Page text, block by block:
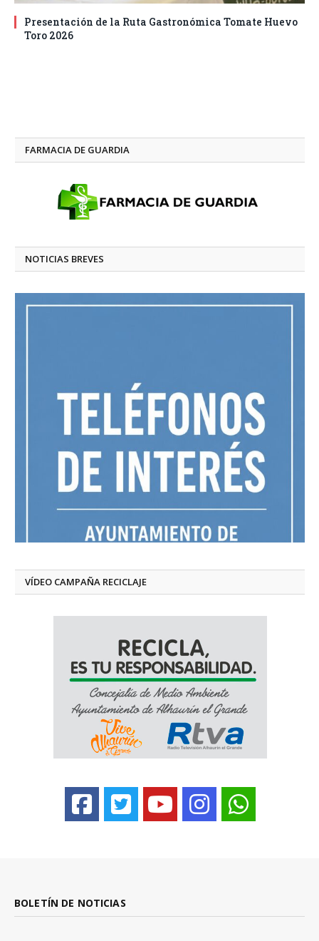
Presentación de la Ruta Gastronómica Tomate Huevo
Toro 2026
FARMACIA DE GUARDIA
NOTICIAS BREVES
VÍDEO CAMPAÑA RECICLAJE
BOLETÍN DE NOTICIAS